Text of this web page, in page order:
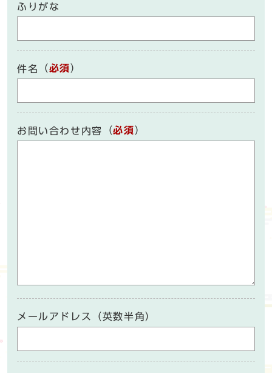
ふりがな
件名 （必須）
お問い合わせ内容 （必須）
メールアドレス（英数半角）